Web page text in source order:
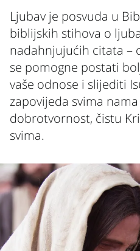
Ljubav je posvuda u
biblijskih stihova o
nadahnjujućih citata –
se pomogne postati
vaše odnose i slijediti
zapovijeda svima
dobrotvornost, čistu
svima.